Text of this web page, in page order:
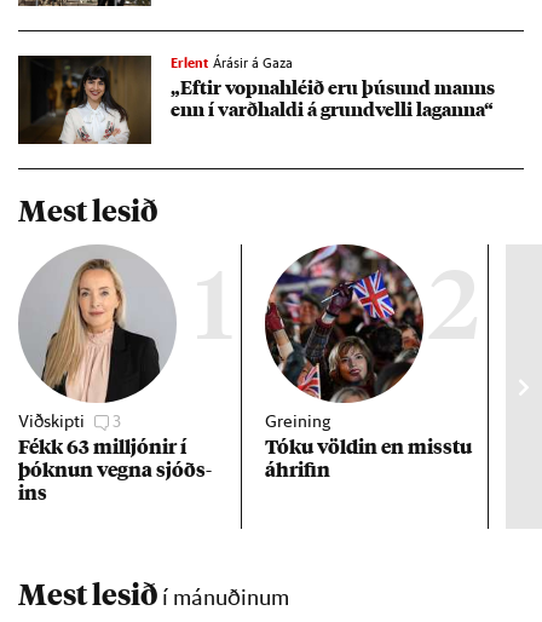
Erlent Árásir á Gaza
„Eft­ir vopna­hlé­ið eru þús­und manns
enn í varð­haldi á grund­velli lag­anna“
Mest lesið
1
Viðskipti 3
Fékk 63 millj­ón­ir í
þókn­un vegna sjóðs­
ins
2
Greining
Tóku völd­in en misstu
áhrif­in
Mest lesið í mánuðinum